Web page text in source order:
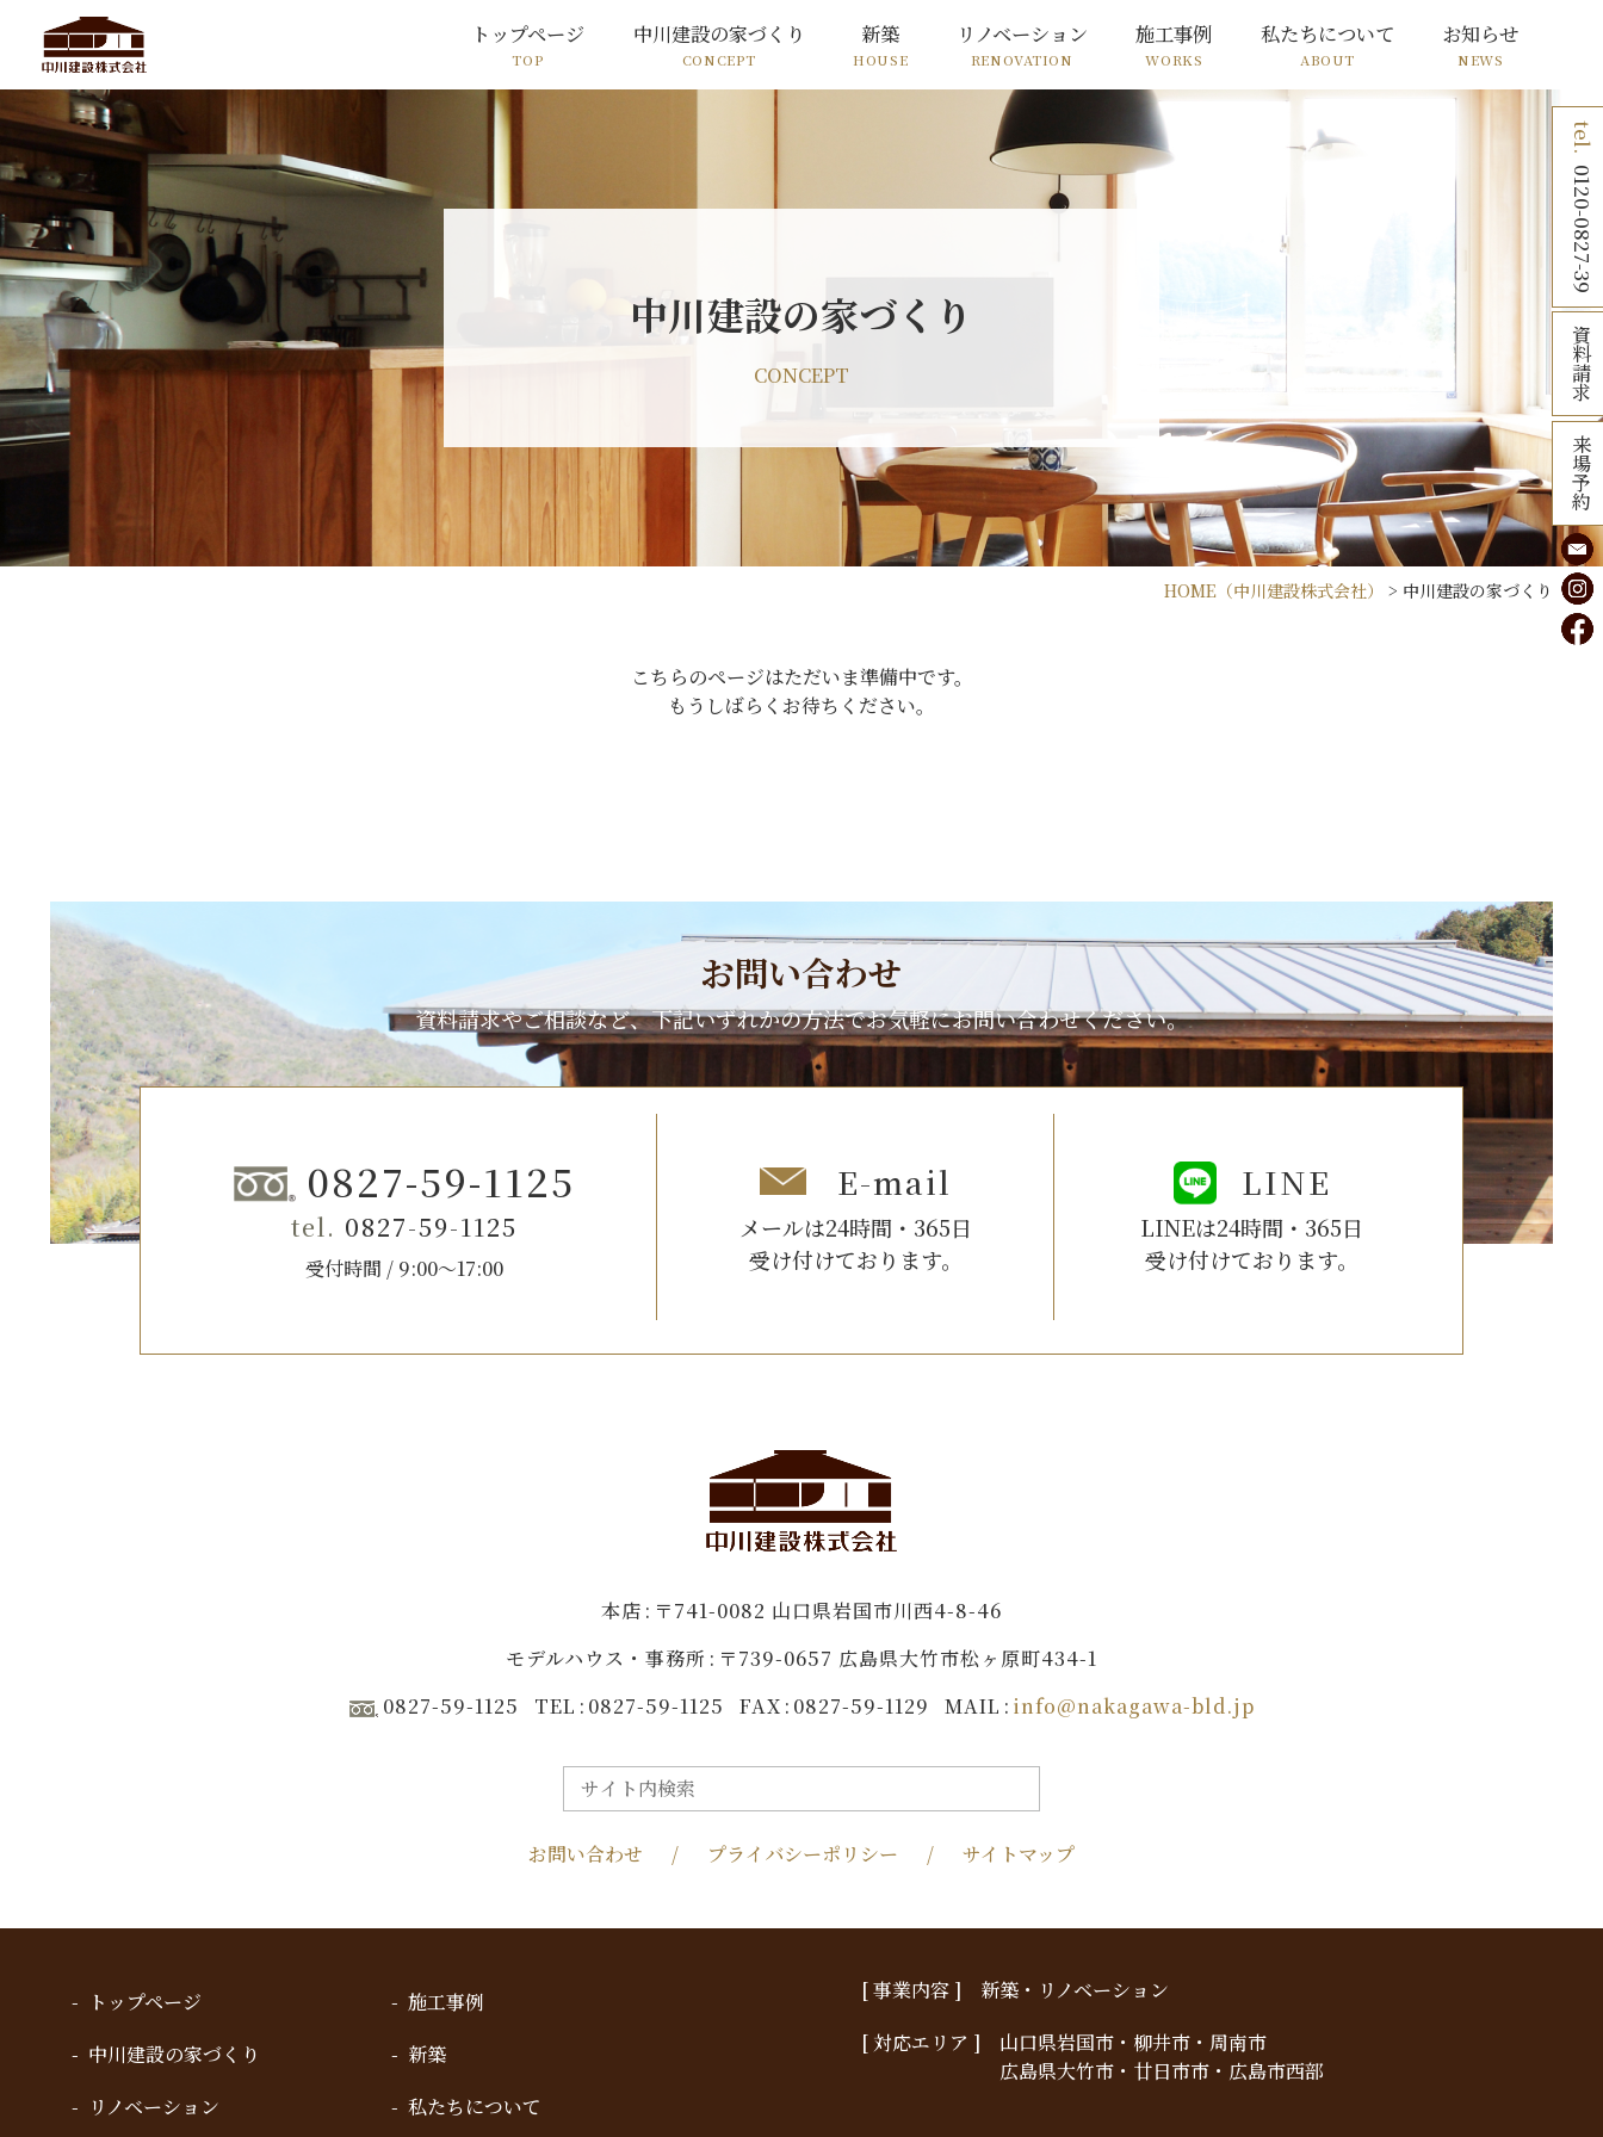
トップページ
TOP
中川建設の家づくり
CONCEPT
新築
HOUSE
リノベーション
RENOVATION
施工事例
WORKS
私たちについて
ABOUT
お知らせ
NEWS
0120-0827-39
資
料
請
求
来
場
予
約
中川建設の家づくり
CONCEPT
HOME （中川建設株式会社） > 中川建設の家づくり
こちらのページはただいま準備中です。
もうしばらくお待ちください。
お問い合わせ
資料請求やご相談など、下記いずれかの方法でお気軽にお問い合わせください。
0827-59-1125
0827-59-1125
受付時間 / 9:00～17:00
E-mail
メールは24時間・365日
受け付けております。
LINE
LINEは24時間・365日
受け付けております。
本店
〒741-0082 山口県岩国市川西4-8-46
モデルハウス・事務所
〒739-0657 広島県大竹市松ヶ原町434-1
0827-59-1125
TEL 0827-59-1125 FAX 0827-59-1129 MAIL info@nakagawa-bld.jp
お問い合わせ プライバシーポリシー サイトマップ
トップページ
施工事例
中川建設の家づくり
新築
リノベーション
私たちについて
[ 事業内容 ]
新築・リノベーション
[ 対応エリア ]
山口県岩国市・柳井市・周南市
広島県大竹市・廿日市市・広島市西部